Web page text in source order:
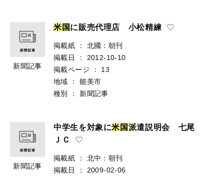
新聞記事
米 国に販売代理店 小松精練
掲載紙 ：
北國：朝刊
掲載日
：
2012-10-10
掲載ページ
：
13
地域
：
能美市
種別
： 新聞記事
新聞記事
中学生を対象に米 国派遣説明会 七尾
ＪＣ
掲載紙 ：
北中：朝刊
掲載日
：
2009-02-06